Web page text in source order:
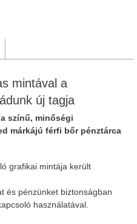
mintával a
új tagja
színű, minőségi
márkájú férfi bőr pénztárca
grafikai mintája került
és pénzünket biztonságban
használatával.